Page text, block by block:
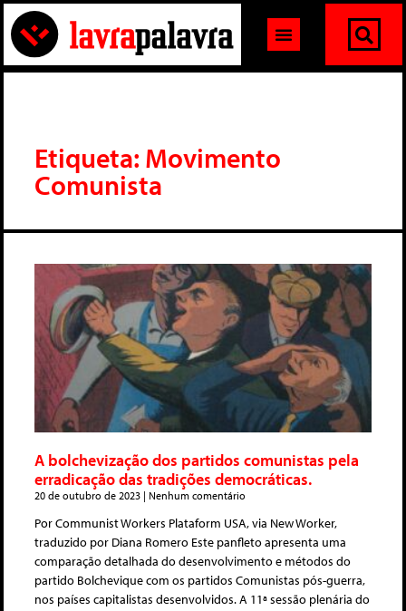
Etiqueta: Movimento
Comunista
A bolchevização dos partidos comunistas pela
erradicação das tradições democráticas.
20 de outubro de 2023 Nenhum comentário
Por Communist Workers Plataform USA, via New Worker,
traduzido por Diana Romero Este panfleto apresenta uma
comparação detalhada do desenvolvimento e métodos do
partido Bolchevique com os partidos Comunistas pós-guerra,
nos países capitalistas desenvolvidos. A 11ª sessão plenária do